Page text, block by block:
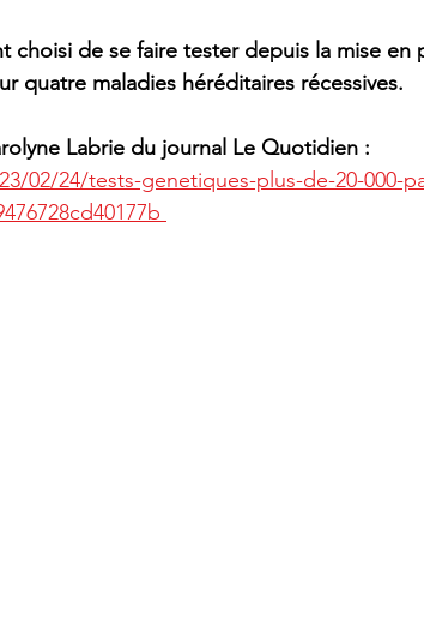
choisi de se faire tester depuis la mise en
quatre maladies héréditaires récessives.
Labrie du journal Le Quotidien :
02/24/tests-genetiques-plus-de-20-000-